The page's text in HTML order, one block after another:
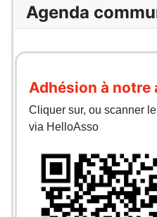
Agenda
Adhésion à notre
Cliquer sur, ou scanner
via HelloAsso